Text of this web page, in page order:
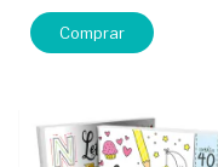
Comprar